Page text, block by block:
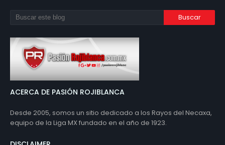
ACERCA DE PASIÓN ROJIBLANCA
Desde 2005, somos un sitio dedicado a los Rayos del Necaxa,
equipo de la Liga MX fundado en el año de 1923.